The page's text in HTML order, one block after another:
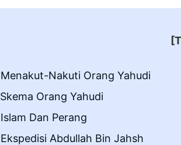
Menakut-Nakuti Orang Yahudi
Skema Orang Yahudi
Islam Dan Perang
Ekspedisi Abdullah Bin Jahsh